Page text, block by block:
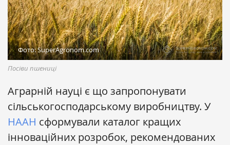
Фото: SuperAgronom.com
Посіви пшениці
Аграрній науці є що запропонувати
сільськогосподарському виробництву. У
НААН сформували каталог кращих
інноваційних розробок, рекомендованих